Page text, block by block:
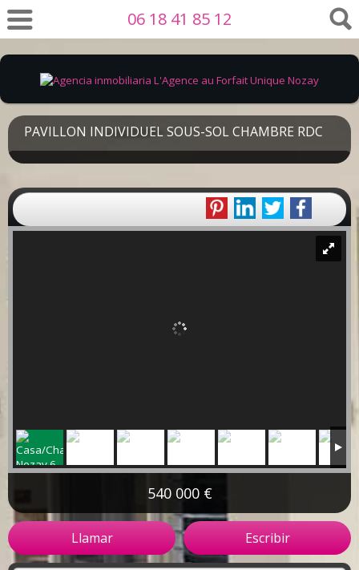
06 18 41 85 12
PAVILLON INDIVIDUEL SOUS-SOL CHAMBRE RDC
540 000 €
Llamar Escribir